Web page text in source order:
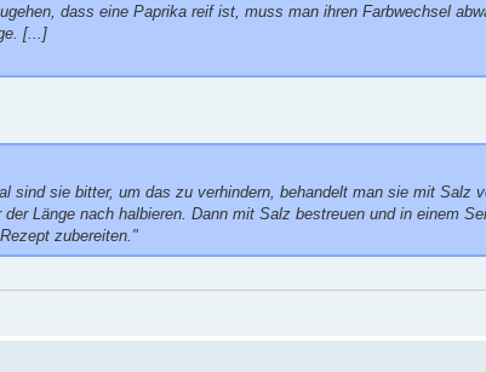
dass eine Paprika reif ist, muss man ihren Farbwechsel
[...]
sind sie bitter, um das zu verhindern, behandelt man sie mit Salz
Länge nach halbieren. Dann mit Salz bestreuen und in einem
zubereiten."